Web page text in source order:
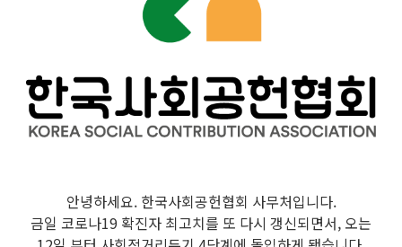
안녕하세요. 한국사회공헌협회 사무처입니다.
금일 코로나19 확진자 최고치를 또 다시 갱신되면서, 오는